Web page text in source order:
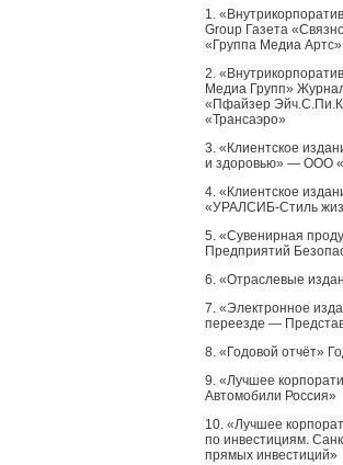
1.
Group Газета
«Группа Медиа Артс»
2.
Медиа Групп»
«Пфайзер
«Трансаэро»
3. «Клиентское
и здоровью» — ООО
4. «Клиентское
«УРАЛСИБ-Стиль
5. «Сувенирная
Предприятий
6. «Отраслевые
7. «Электронное
переезде —
8. «Годовой отчёт»
9. «Лучшее
Автомобили Россия»
10. «Лучшее
по инвестициям.
прямых инвестиций»